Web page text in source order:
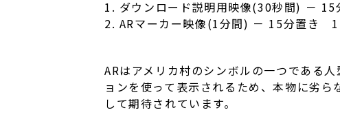
1. ダウンロード説明用映像(30秒間) －
2. ARマーカー映像(1分間) － 15分置き
ARはアメリカ村のシンボルの一つである
ョンを使って表示されるため、本物に劣
して期待されています。